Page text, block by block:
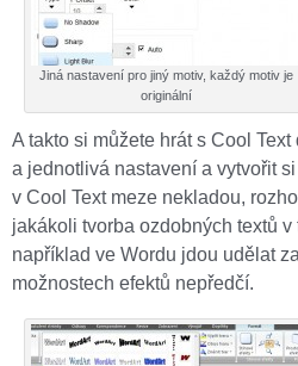
Jiná nastavení pro jiný motiv, každý motiv je
originální
A takto si můžete hrát s Cool
a jednotlivá nastavení a vytvořit
v Cool Text meze nekladou,
jakákoli tvorba ozdobných textů
například ve Wordu jdou udělat
možnostech efektů nepředčí.